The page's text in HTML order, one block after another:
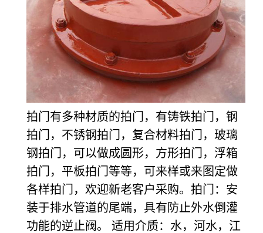
拍门有多种材质的拍门，有铸铁拍门，钢
拍门，不锈钢拍门，复合材料拍门，玻璃
钢拍门，可以做成圆形，方形拍门，浮箱
拍门，平板拍门等等，可来样或来图定做
各样拍门，欢迎新老客户采购。拍门：安
装于排水管道的尾端，具有防止外水倒灌
功能的逆止阀。 适用介质：水，河水，江